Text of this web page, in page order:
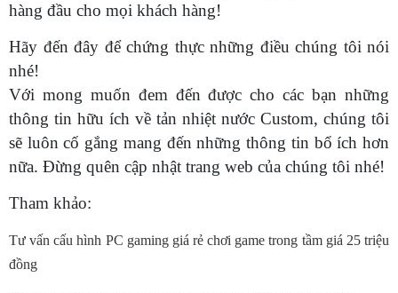
hàng đầu cho mọi khách hàng!
Hãy đến đây để chứng thực những điều chúng tôi nói
nhé!
Với mong muốn đem đến được cho các bạn những
thông tin hữu ích về tản nhiệt nước Custom, chúng tôi
sẽ luôn cố gắng mang đến những thông tin bổ ích hơn
nữa. Đừng quên cập nhật trang web của chúng tôi nhé!
Tham khảo:
Tư vấn cấu hình PC gaming giá rẻ chơi game trong tầm giá 25 triệu
đồng